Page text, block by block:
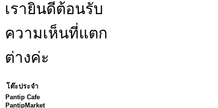
เรายินดีต้อนรับ
ความเห็นที่แตก
ต่างค่ะ
โต๊ะประจำ
Pantip Cafe
PantipMarket